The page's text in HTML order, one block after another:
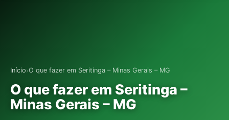
Início›O que fazer em Seritinga – Minas Gerais – MG
O que fazer em Seritinga –
Minas Gerais – MG